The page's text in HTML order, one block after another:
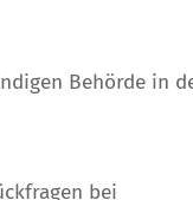
Behörde in
bei